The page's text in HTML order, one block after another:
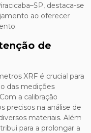
destaca-se
ao oferecer
de
XRF é crucial para
das medições
a calibração
precisos na análise de
materiais. Além
para a prolongar a